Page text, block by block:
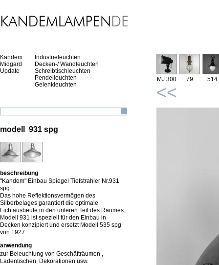
Kandem
Midgard
Update
Industrieleuchten
Decken-/ Wandleuchten
Schreibtischleuchten
Pendelleuchten
Gelenkleuchten
modell 931 spg
beschreibung
"Kandem" Einbau Spiegel Tiefstrahler Nr.931
spg .
Das hohe Reflektionsvermögen des
Silberbelages garantiert die optimale
Lichtausbeute in den unteren Teil des Raumes.
Modell 931 ist speziell für den Einbau in
Decken konzipiert und ersetzt Modell 535 spg
von 1927.
anwendung
zur Beleuchtung von Geschäfträumen ,
Ladentischen, Dekorationen usw.
MJ 300 79 514
<<